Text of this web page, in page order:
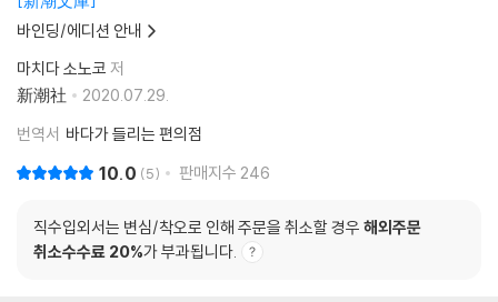
바인딩/에디션 안내
마치다 소노코 저
新潮社
2020.07.29.
번역서 바다가 들리는 편의점
10.0 5 판매지수 246
직수입외서는 변심/착오로 인해 주문을 취소할 경우 해외주문
취소수수료 20%가 부과됩니다.